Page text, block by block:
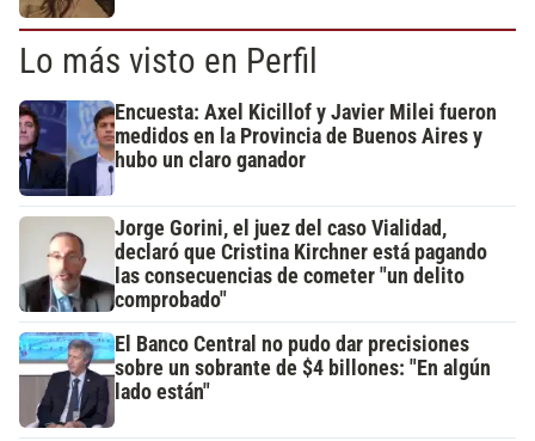
Lo más visto en Perfil
Encuesta: Axel Kicillof y Javier Milei fueron
medidos en la Provincia de Buenos Aires y
hubo un claro ganador
Jorge Gorini, el juez del caso Vialidad,
declaró que Cristina Kirchner está pagando
las consecuencias de cometer "un delito
comprobado"
El Banco Central no pudo dar precisiones
sobre un sobrante de $4 billones: "En algún
lado están"